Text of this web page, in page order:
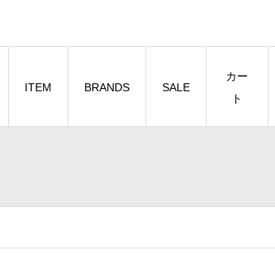
ITEM BRANDS SALE
カー
ト